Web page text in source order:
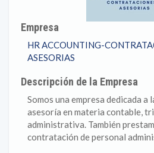
Empresa
HR ACCOUNTING-
ASESORIAS
Descripción de la Empresa
Somos una empresa dedicada a
asesoría en materia contable,
administrativa. También
contratación de personal